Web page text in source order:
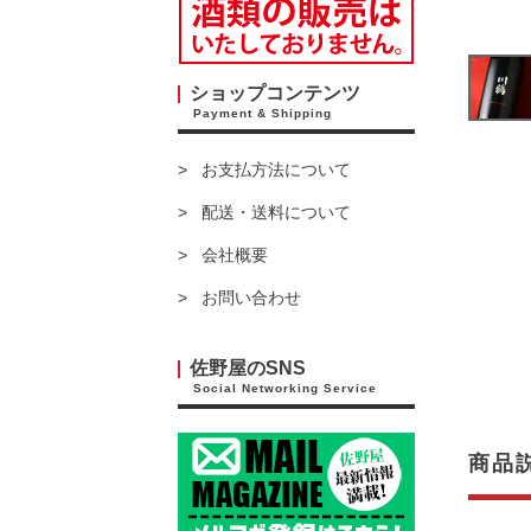
ショップコンテンツ
Payment & Shipping
お支払方法について
配送・送料について
会社概要
お問い合わせ
佐野屋のSNS
Social Networking Service
商品